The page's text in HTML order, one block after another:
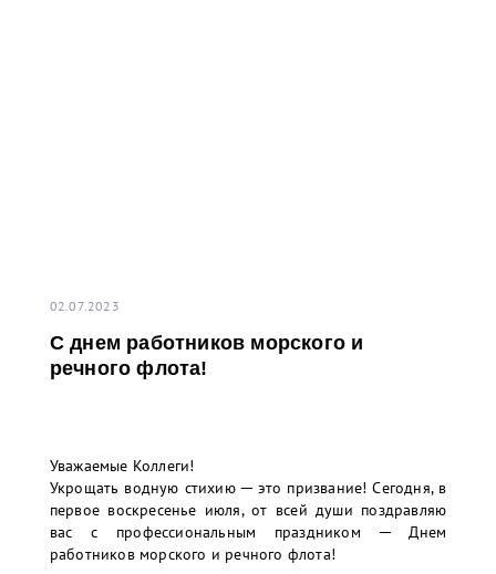
письма: УНЭП (наименование организации).
В случае вашей заинтересованности и желания
использования УНЭП, а также для организации
присоединения УНЭП единоличного исполнительного
02.07.2023
С днем работников морского и
речного флота!
Уважаемые Коллеги!
Укрощать водную стихию ─ это призвание! Сегодня, в
первое воскресенье июля, от всей души поздравляю
вас с профессиональным праздником ─ Днем
работников морского и речного флота!